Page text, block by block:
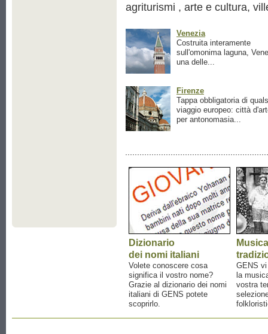
agriturismi , arte e cultura,
Venezia
Costruita interamente
sull'omonima laguna,
una delle...
Firenze
Tappa obbligatoria di
viaggio europeo: città
per antonomasia...
Dizionario
dei nomi italiani
Volete conoscere cosa
significa il vostro nome?
Grazie al dizionario dei nomi
italiani di GENS potete
scoprirlo.
Musica
GENS
la
vostra